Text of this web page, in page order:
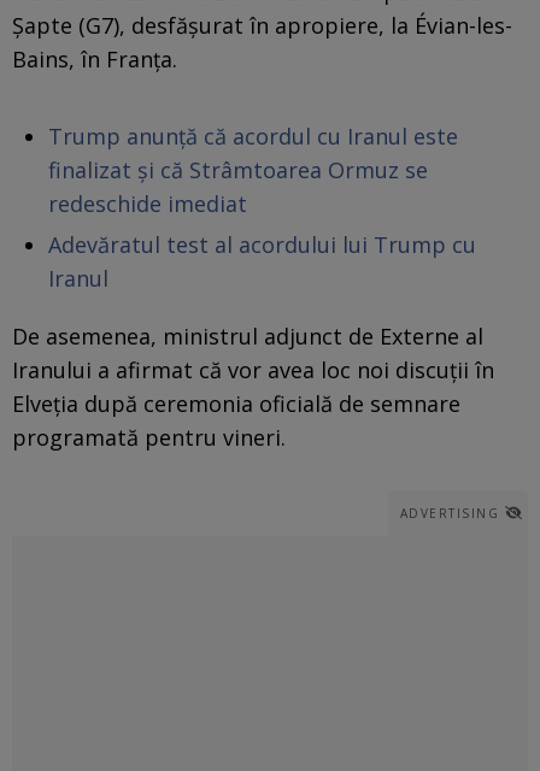
Șapte (G7), desfășurat în apropiere, la Évian-les-
Bains, în Franța.
Trump anunță că acordul cu Iranul este
finalizat și că Strâmtoarea Ormuz se
redeschide imediat
Adevăratul test al acordului lui Trump cu
Iranul
De asemenea, ministrul adjunct de Externe al
Iranului a afirmat că vor avea loc noi discuții în
Elveția după ceremonia oficială de semnare
programată pentru vineri.
ADVERTISING